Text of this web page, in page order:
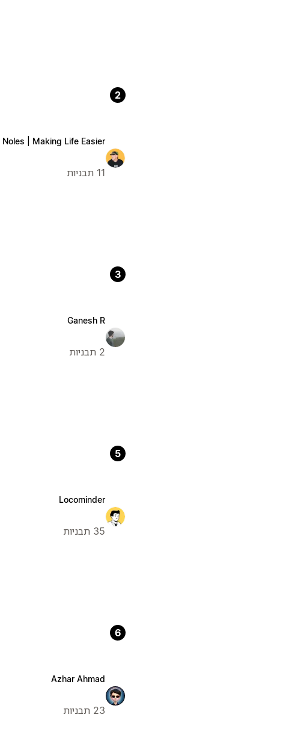
2
Noles | Making Life Easier
11 תבניות
3
Ganesh R
2 תבניות
5
Locominder
35 תבניות
6
Azhar Ahmad
23 תבניות